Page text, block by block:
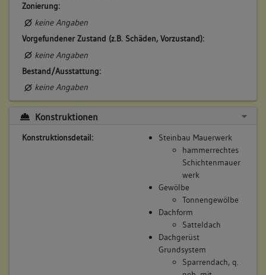
Zonierung:
keine Angaben
Vorgefundener Zustand (z.B. Schäden, Vorzustand):
keine Angaben
Bestand/Ausstattung:
keine Angaben
Konstruktionen
Konstruktionsdetail:
Steinbau Mauerwerk
hammerrechtes
Schichtenmauer
werk
Gewölbe
Tonnengewölbe
Dachform
Satteldach
Dachgerüst
Grundsystem
Sparrendach, q.